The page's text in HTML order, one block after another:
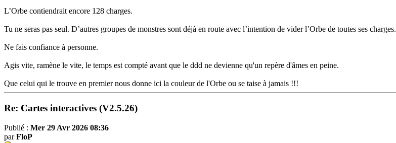
L’Orbe contiendrait encore 128 charges.
Tu ne seras pas seul. D’autres groupes de monstres sont déjà en route avec l’intention de vider l’Orbe de toutes ses charges.
Ne fais confiance à personne.
Agis vite, ramène le vite, le temps est compté avant que le ddd ne devienne qu'un repère d'âmes en peine.
Que celui qui le trouve en premier nous donne ici la couleur de l'Orbe ou se taise à jamais !!!
Re: Cartes interactives (V2.5.26)
Publié : Mer 29 Avr 2026 08:36
parFloP